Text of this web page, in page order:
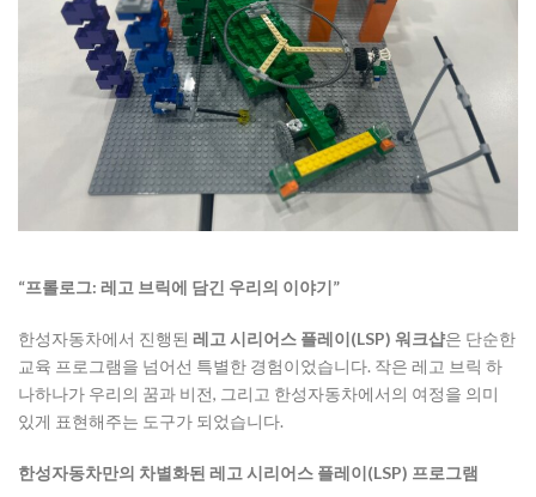
“프롤로그: 레고 브릭에 담긴 우리의 이야기”
한성자동차에서 진행된 레고 시리어스 플레이(LSP) 워크샵은 단순한
교육 프로그램을 넘어선 특별한 경험이었습니다. 작은 레고 브릭 하
나하나가 우리의 꿈과 비전, 그리고 한성자동차에서의 여정을 의미
있게 표현해주는 도구가 되었습니다.
한성자동차만의 차별화된 레고 시리어스 플레이(LSP) 프로그램